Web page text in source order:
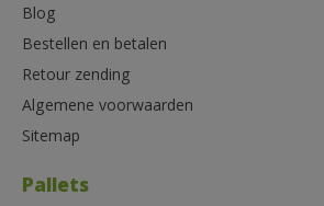
Blog
Bestellen en betalen
Retour zending
Algemene voorwaarden
Sitemap
Pallets